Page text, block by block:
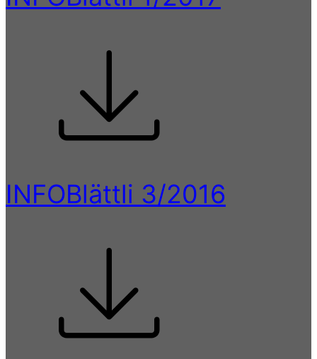
INFOBlättli 3/2016